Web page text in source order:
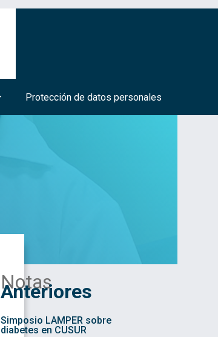
Protección de datos personales
Notas
Anteriores
Simposio LAMPER sobre
diabetes en CUSUR